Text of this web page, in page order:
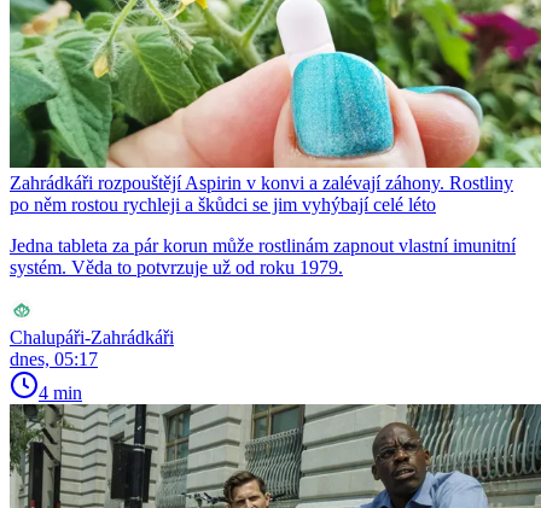
Zahrádkáři rozpouštějí Aspirin v konvi a zalévají záhony. Rostliny
po něm rostou rychleji a škůdci se jim vyhýbají celé léto
Jedna tableta za pár korun může rostlinám zapnout vlastní imunitní
systém. Věda to potvrzuje už od roku 1979.
Chalupáři-Zahrádkáři
dnes, 05:17
4 min